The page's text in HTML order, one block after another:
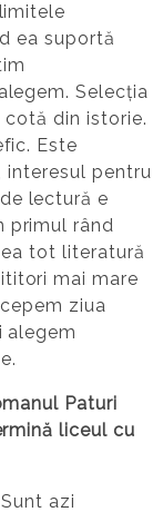
ea suportă
Selecția
din istorie.
Este
interesul pentru
lectură e
primul rând
ea tot literatură
mai mare
ziua
alegem
Paturi
liceul cu
azi